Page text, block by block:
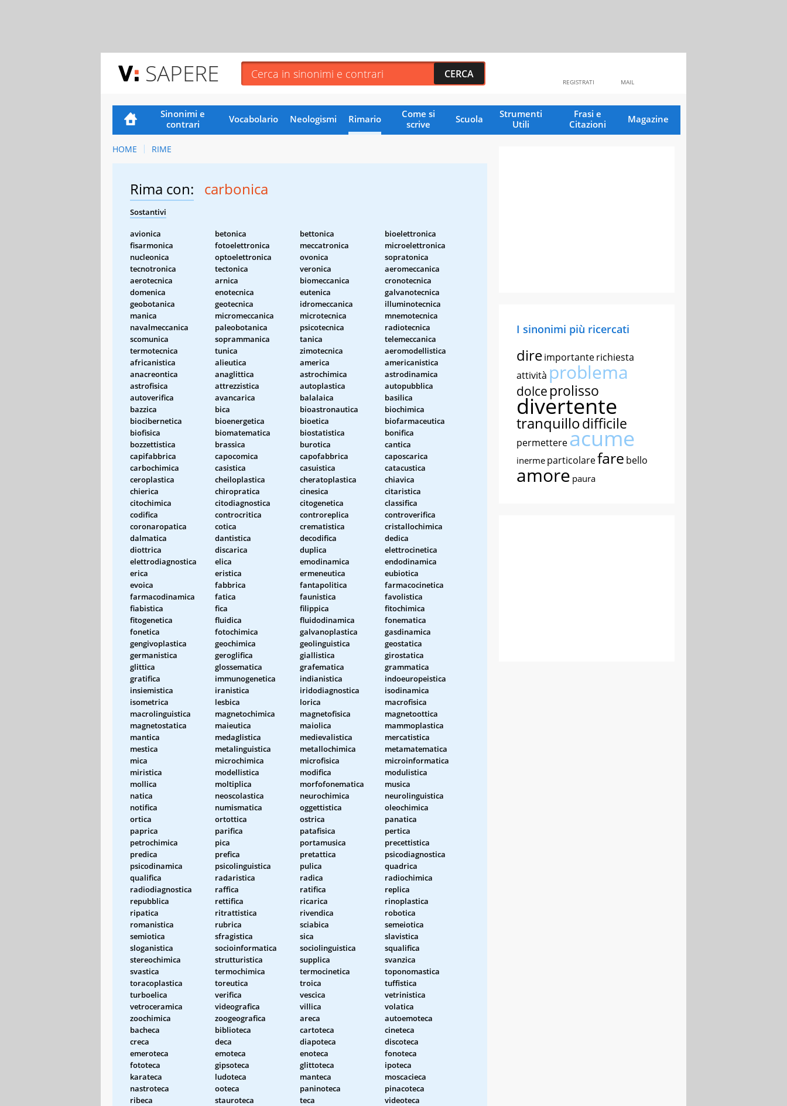
SAPERE MAIL
REGISTRATI
Sinonimi e
contrari
Vocabolario Neologismi Rimario
Come si
scrive
Scuola
Strumenti
Utili
Frasi e
Citazioni
Magazine
HOME RIME
Rima con: carbonica
Sostantivi
avionica betonica bettonica
bioelettronica
fisarmonica
fotoelettronica meccatronica
microelettronica
nucleonica
optoelettronica ovonica
sopratonica
tecnotronica
tectonica veronica
aeromeccanica
aerotecnica
arnica biomeccanica
cronotecnica
domenica
enotecnica eutenica
galvanotecnica
geobotanica
geotecnica idromeccanica
illuminotecnica
manica
micromeccanica microtecnica
mnemotecnica
navalmeccanica
paleobotanica psicotecnica
radiotecnica
scomunica
soprammanica tanica
telemeccanica
termotecnica
tunica zimotecnica
aeromodellistica
africanistica
alieutica america
americanistica
anacreontica
anaglittica astrochimica
astrodinamica
astrofisica
attrezzistica autoplastica
autopubblica
autoverifica
avancarica balalaica
basilica
bazzica
bica bioastronautica
biochimica
biocibernetica
bioenergetica bioetica
biofarmaceutica
biofisica
biomatematica biostatistica
bonifica
bozzettistica
brassica burotica
cantica
capifabbrica
capocomica capofabbrica
caposcarica
carbochimica
casistica casuistica
catacustica
ceroplastica
cheiloplastica cheratoplastica
chiavica
chierica
chiropratica cinesica
citaristica
citochimica
citodiagnostica citogenetica
classifica
codifica
controcritica controreplica
controverifica
coronaropatica
cotica crematistica
cristallochimica
dalmatica
dantistica decodifica
dedica
diottrica
discarica duplica
elettrocinetica
elettrodiagnostica
elica emodinamica
endodinamica
erica
eristica ermeneutica
eubiotica
evoica
fabbrica fantapolitica
farmacocinetica
farmacodinamica
fatica faunistica
favolistica
fiabistica
fica filippica
fitochimica
fitogenetica
fluidica fluidodinamica
fonematica
fonetica
fotochimica galvanoplastica
gasdinamica
gengivoplastica
geochimica geolinguistica
geostatica
germanistica
geroglifica giallistica
girostatica
glittica
glossematica grafematica
grammatica
gratifica
immunogenetica indianistica
indoeuropeistica
insiemistica
iranistica iridodiagnostica
isodinamica
isometrica
lesbica lorica
macrofisica
macrolinguistica
magnetochimica magnetofisica
magnetoottica
magnetostatica
maieutica maiolica
mammoplastica
mantica
medaglistica medievalistica
mercatistica
mestica
metalinguistica metallochimica
metamatematica
mica
microchimica microfisica
microinformatica
miristica
modellistica modifica
modulistica
mollica
moltiplica morfofonematica
musica
natica
neoscolastica neurochimica
neurolinguistica
notifica
numismatica oggettistica
oleochimica
ortica
ortottica ostrica
panatica
paprica
parifica patafisica
pertica
petrochimica
pica portamusica
precettistica
predica
prefica pretattica
psicodiagnostica
psicodinamica
psicolinguistica pulica
quadrica
qualifica
radaristica radica
radiochimica
radiodiagnostica
raffica ratifica
replica
repubblica
rettifica ricarica
rinoplastica
ripatica
ritrattistica rivendica
robotica
romanistica
rubrica sciabica
semeiotica
semiotica
sfragistica sica
slavistica
sloganistica
socioinformatica sociolinguistica
squalifica
stereochimica
strutturistica supplica
svanzica
svastica
termochimica termocinetica
toponomastica
toracoplastica
toreutica troica
tuffistica
turboelica
verifica vescica
vetrinistica
vetroceramica
videografica villica
volatica
zoochimica
zoogeografica areca
autoemoteca
bacheca
biblioteca cartoteca
cineteca
creca
deca diapoteca
discoteca
emeroteca
emoteca enoteca
fonoteca
fototeca
gipsoteca glittoteca
ipoteca
karateca
ludoteca manteca
moscacieca
nastroteca
ooteca paninoteca
pinacoteca
ribeca
stauroteca teca videoteca
I sinonimi più ricercati
direimportanterichiesta
attività problema
dolce prolisso
divertente
tranquillodifficile
permettereacume
inerme particolarefare bello
amore paura